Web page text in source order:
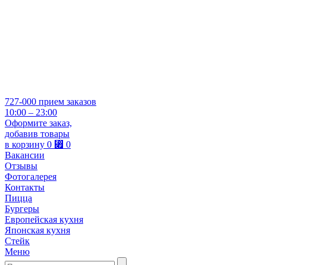
727-000 прием заказов
10:00 – 23:00
Оформите заказ,
добавив товары
в корзину 0 ⃏ 0
Вакансии
Отзывы
Фотогалерея
Контакты
Пицца
Бургеры
Европейская кухня
Японская кухня
Стейк
Меню